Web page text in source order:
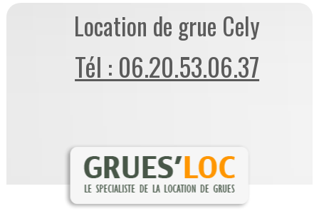
Location de grue Cely
Tél : 06.20.53.06.37